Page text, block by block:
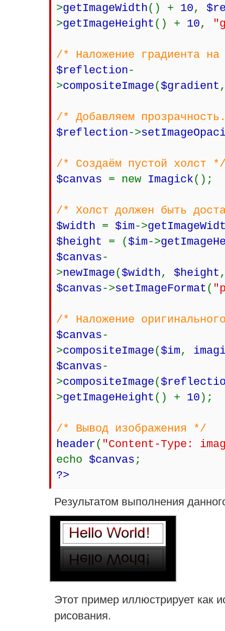
>getImageWidth() + 10,
>getImageHeight () + 10,
/* Наложение градиента
$reflection-
>compositeImage($gradient
/* Добавляем
$reflection->
/* Создаём пустой холст
$canvas = new Imagick();
/* Холст должен быть
$width = $im->
$height = ($im->
$canvas-
>newImage($width, $height
$canvas->setImageFormat (
/* Наложение
$canvas-
>compositeImage($im,
$canvas-
>compositeImage(
>getImageHeight () + 10 );
/* Вывод изображения */
header( "Content-Type:
echo $canvas ;
?>
Результатом выполнения
Этот пример иллюстрирует как
рисования.